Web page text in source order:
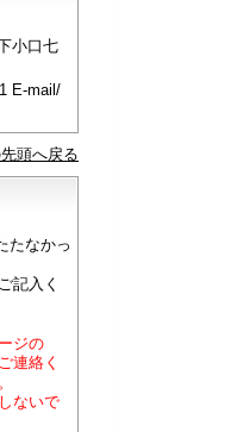
小口七
E-mail/
頭へ戻る
たなかっ
記入く
ジの
連絡く
ないで